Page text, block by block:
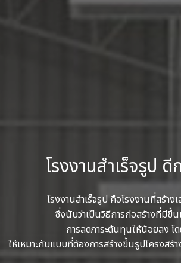
โรงงานสำเร็จรูป ดี
โรงงานสำเร็จรูป คือโรงงานที่สร้า
ซึ่งนับว่าเป็นวิธีการก่อสร้างที่มีขึ้
การลดภาระต้นทุนให้น้อยลง โ
ให้เหมาะกับแบบที่ต้องการสร้างขึ้นรูปโครงส